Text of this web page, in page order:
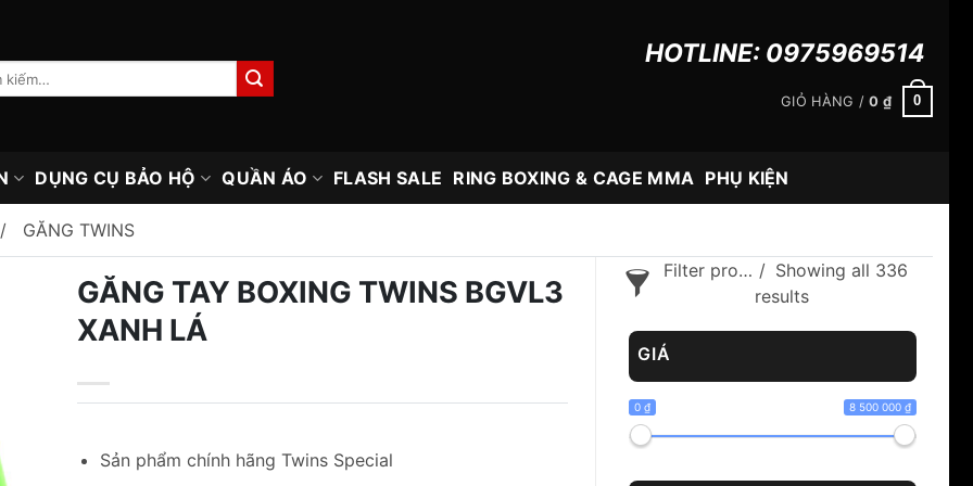
HOTLINE: 0975969514
GIỎ HÀNG /0 ₫ 0
DỤNG CỤ BẢO HỘ QUẦN ÁO FLASH SALE RING BOXING & CAGE MMA PHỤ KIỆN
GĂNG TWINS
Filter products
Showing all 336
results
GIÁ
0 ₫ 8 500 000 ₫
GĂNG TAY BOXING TWINS BGVL3
XANH LÁ
Sản phẩm chính hãng Twins Special